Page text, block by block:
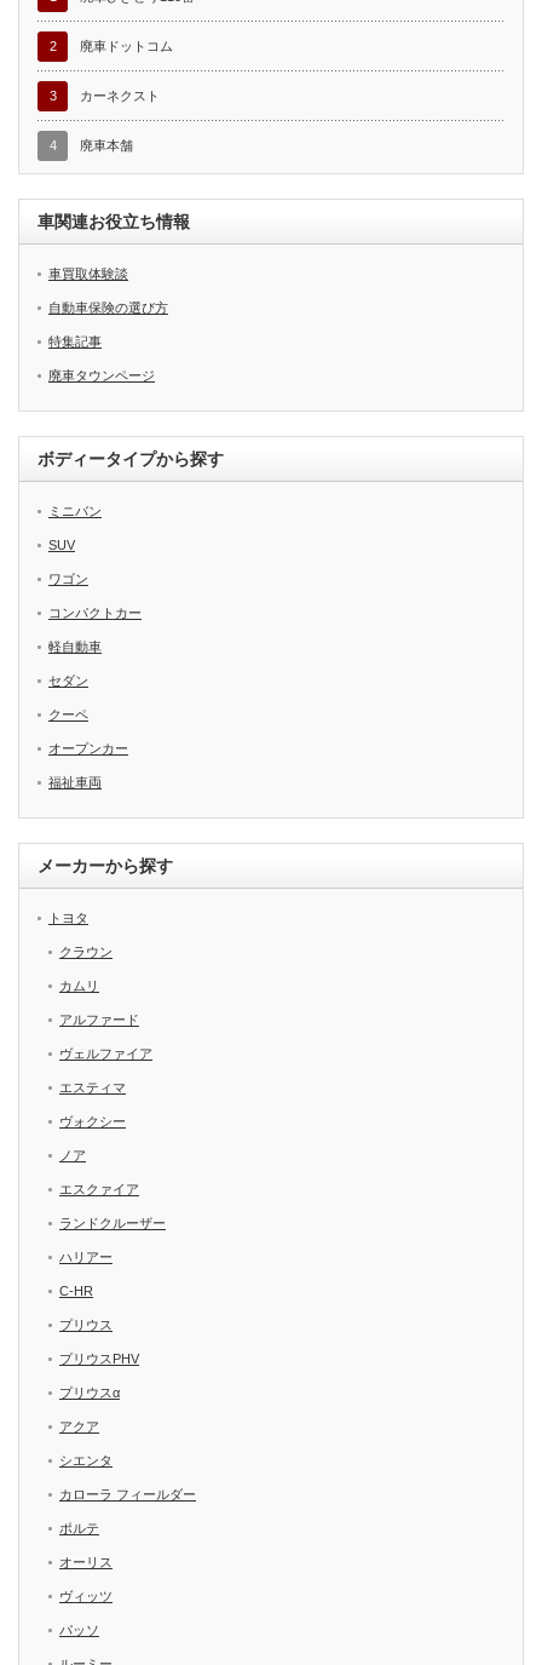
2 廃車ドットコム
3 カーネクスト
4 廃車本舗
車関連お役立ち情報
車買取体験談
自動車保険の選び方
特集記事
廃車タウンページ
ボディータイプから探す
ミニバン
SUV
ワゴン
コンパクトカー
軽自動車
セダン
クーペ
オープンカー
福祉車両
メーカーから探す
トヨタ
クラウン
カムリ
アルファード
ヴェルファイア
エスティマ
ヴォクシー
ノア
エスクァイア
ランドクルーザー
ハリアー
C-HR
プリウス
プリウスPHV
プリウスα
アクア
シエンタ
カローラ フィールダー
ポルテ
オーリス
ヴィッツ
パッソ